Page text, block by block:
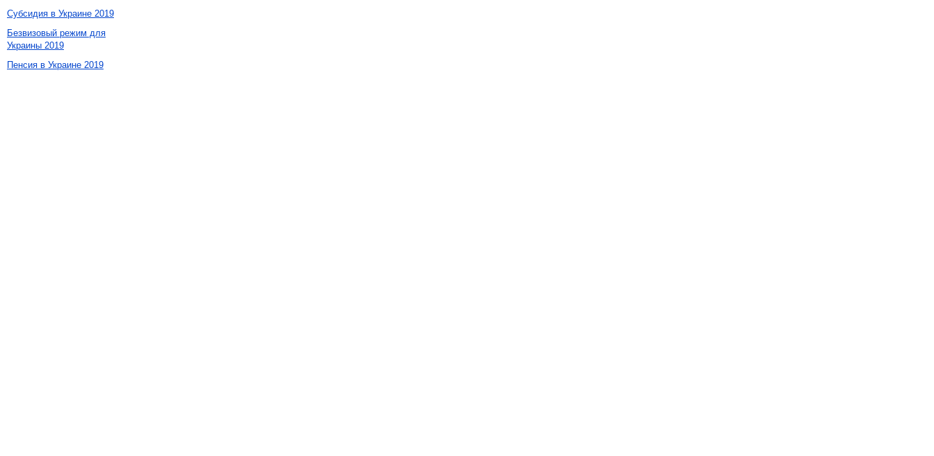
Субсидия в Украине 2019
Безвизовый режим для
Украины 2019
Пенсия в Украине 2019